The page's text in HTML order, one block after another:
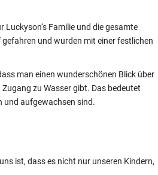
Luckyson‘s Familie und die gesamte
gefahren und wurden mit einer festlichen
man einen wunderschönen Blick über
zu Wasser gibt. Das bedeutet
und aufgewachsen sind.
ist, dass es nicht nur unseren Kindern,